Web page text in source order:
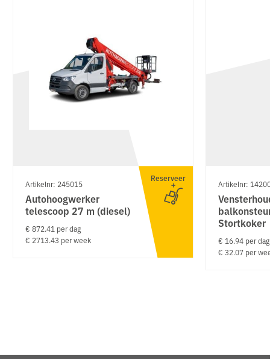
Artikelnr: 245015
Autohoogwerker
telescoop 27 m (diesel)
€ 872.41 per dag
€ 2713.43 per week
Reserveer
Artikelnr:
Stortkoker
€ 16.94 per dag
€ 32.07 per